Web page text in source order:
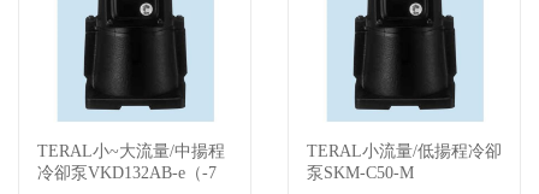
查看詳情
TERAL小~大流量/中揚程
冷卻泵VKD132AB-e（-7
查看詳情
TERAL小流量/低揚程冷卻
泵SKM-C50-M